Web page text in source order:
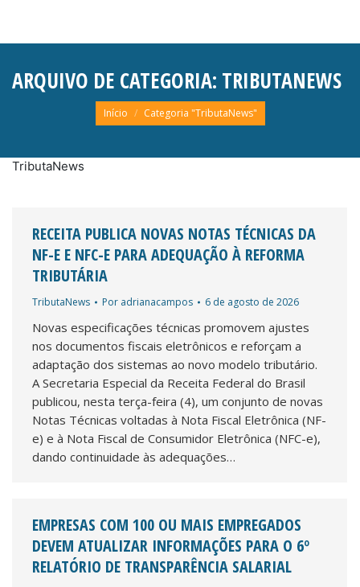
ARQUIVO DE CATEGORIA: TRIBUTANEWS
Você está aqui:
Início Categoria "TributaNews"
TributaNews
RECEITA PUBLICA NOVAS NOTAS TÉCNICAS DA
NF-E E NFC-E PARA ADEQUAÇÃO À REFORMA
TRIBUTÁRIA
TributaNews Por adrianacampos 6 de agosto de 2026
Novas especificações técnicas promovem ajustes
nos documentos fiscais eletrônicos e reforçam a
adaptação dos sistemas ao novo modelo tributário.
A Secretaria Especial da Receita Federal do Brasil
publicou, nesta terça-feira (4), um conjunto de novas
Notas Técnicas voltadas à Nota Fiscal Eletrônica (NF-
e) e à Nota Fiscal de Consumidor Eletrônica (NFC-e),
dando continuidade às adequações…
EMPRESAS COM 100 OU MAIS EMPREGADOS
DEVEM ATUALIZAR INFORMAÇÕES PARA O 6º
RELATÓRIO DE TRANSPARÊNCIA SALARIAL